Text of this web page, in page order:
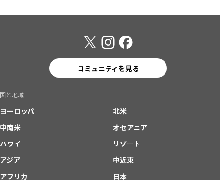
コミュニティを見る
国と地域
ヨーロッパ
北米
中南米
オセアニア
ハワイ
リゾート
アジア
中近東
アフリカ
日本